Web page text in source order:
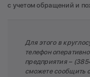
с учетом обращений и
Для этого в
телефон
предприятия –
сможете сообщить